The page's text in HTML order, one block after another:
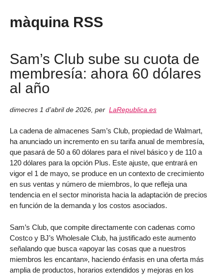
màquina RSS
Sam’s Club sube su cuota de
membresía: ahora 60 dólares
al año
dimecres 1 d’abril de 2026 per LaRepublica.es
La cadena de almacenes Sam’s Club, propiedad de Walmart,
ha anunciado un incremento en su tarifa anual de membresía,
que pasará de 50 a 60 dólares para el nivel básico y de 110 a
120 dólares para la opción Plus. Este ajuste, que entrará en
vigor el 1 de mayo, se produce en un contexto de crecimiento
en sus ventas y número de miembros, lo que refleja una
tendencia en el sector minorista hacia la adaptación de precios
en función de la demanda y los costos asociados.
Sam’s Club, que compite directamente con cadenas como
Costco y BJ’s Wholesale Club, ha justificado este aumento
señalando que busca «apoyar las cosas que a nuestros
miembros les encantan», haciendo énfasis en una oferta más
amplia de productos, horarios extendidos y mejoras en los